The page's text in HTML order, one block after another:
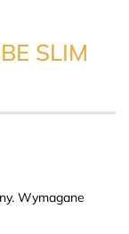
SLIM
Wymagane